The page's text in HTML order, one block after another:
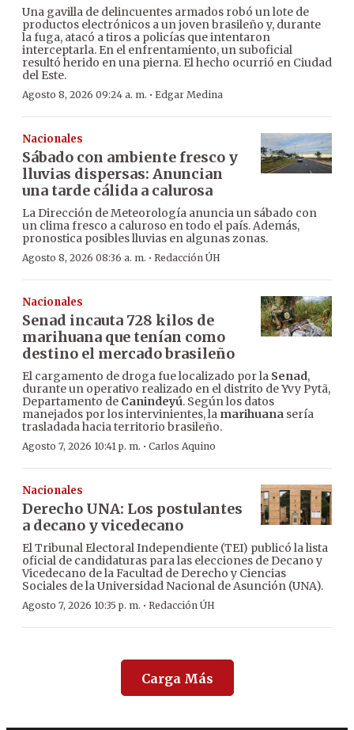
Una gavilla de delincuentes armados robó un lote de
productos electrónicos a un joven brasileño y, durante
la fuga, atacó a tiros a policías que intentaron
interceptarla. En el enfrentamiento, un suboficial
resultó herido en una pierna. El hecho ocurrió en Ciudad
del Este.
Agosto 8, 2026 09:24 a. m. · Edgar Medina
Nacionales
Sábado con ambiente fresco y
lluvias dispersas: Anuncian
una tarde cálida a calurosa
La Dirección de Meteorología anuncia un sábado con
un clima fresco a caluroso en todo el país. Además,
pronostica posibles lluvias en algunas zonas.
Agosto 8, 2026 08:36 a. m. · Redacción ÚH
Nacionales
Senad incauta 728 kilos de
marihuana que tenían como
destino el mercado brasileño
El cargamento de droga fue localizado por la Senad,
durante un operativo realizado en el distrito de Yvy Pytã,
Departamento de Canindeyú. Según los datos
manejados por los intervinientes, la marihuana sería
trasladada hacia territorio brasileño.
Agosto 7, 2026 10:41 p. m. · Carlos Aquino
Nacionales
Derecho UNA: Los postulantes
a decano y vicedecano
El Tribunal Electoral Independiente (TEI) publicó la lista
oficial de candidaturas para las elecciones de Decano y
Vicedecano de la Facultad de Derecho y Ciencias
Sociales de la Universidad Nacional de Asunción (UNA).
Agosto 7, 2026 10:35 p. m. · Redacción ÚH
Carga Más